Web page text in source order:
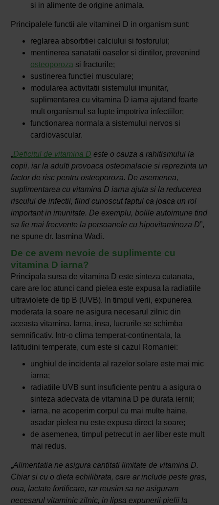
si in alimente de origine animala.
Principalele functii ale vitaminei D in organism sunt:
reglarea absorbtiei calciului si fosforului;
mentinerea sanatatii oaselor si dintilor, prevenind
osteoporoza si fracturile;
sustinerea functiei musculare;
modularea activitatii sistemului imunitar,
suplimentarea cu vitamina D iarna ajutand foarte
mult organismul sa lupte impotriva infectiilor;
functionarea normala a sistemului nervos si
cardiovascular.
„Deficitul de vitamina D este o cauza a rahitismului la
copii, iar la adulti provoaca osteomalacie si reprezinta un
factor de risc pentru osteoporoza. De asemenea,
suplimentarea cu vitamina D iarna ajuta si la reducerea
riscului de infectii, fiind cunoscut faptul ca joaca un rol
important in imunitate. De exemplu, bolile autoimune tind
sa fie mai frecvente la persoanele cu hipovitaminoza D”,
ne spune dr. Iasmina Wadi.
De ce avem nevoie de suplimente cu
vitamina D iarna?
Principala sursa de vitamina D este sinteza cutanata,
care are loc atunci cand pielea este expusa la radiatiile
ultraviolete de tip B (UVB). In timpul verii, expunerea
moderata la soare ne asigura necesarul zilnic din
aceasta vitamina. Iarna, insa, lucrurile se schimba
semnificativ. Intr-o clima temperat-continentala, la
latitudini temperate, cum este si cazul Romaniei:
unghiul de incidenta al razelor solare este mai mic
iarna;
radiatiile UVB sunt insuficiente pentru a asigura o
sinteza adecvata de vitamina D pe durata iernii;
iarna, ne acoperim corpul cu mai multe haine,
asadar pielea nu este expusa direct la soare;
de asemenea, timpul petrecut in aer liber este mult
mai redus.
„Alimentatia ne asigura cantitati limitate de vitamina D.
Chiar si cu o dieta echilibrata, care ar include peste gras,
oua, lactate fortificare, rar reusim sa ne asiguram
necesarul vitaminic zilnic, in lipsa expunerii pielii la